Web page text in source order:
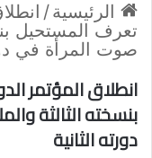
الرئيسية/
تعرف المستحيل
صوت المرأة في
انطلاق المؤتمر
بنسخته الثالثة
دورته الثانية